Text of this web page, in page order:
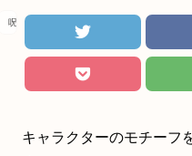
呪術廻戦
キャラクターのモチーフ